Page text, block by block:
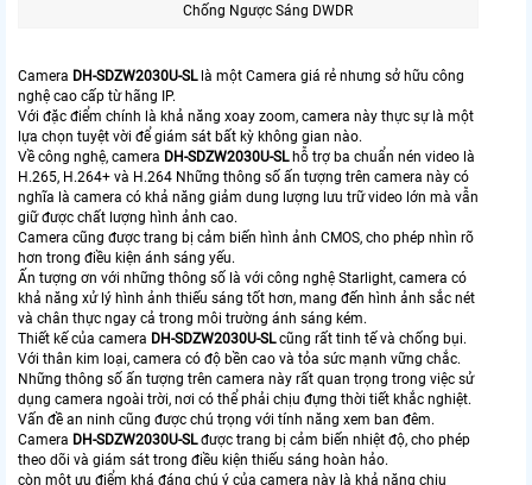
Chống Ngược Sáng DWDR
Camera DH-SDZW2030U-SLlà một Camera giá rẻ nhưng sở hữu công
nghệ cao cấp từ hãng IP.
Với đặc điểm chính là khả năng xoay zoom, camera này thực sự là một
lựa chọn tuyệt vời để giám sát bất kỳ không gian nào.
Về công nghệ, camera DH-SDZW2030U-SLhỗ trợ ba chuẩn nén video là
H.265, H.264+ và H.264 Những thông số ấn tượng trên camera này có
nghĩa là camera có khả năng giảm dung lượng lưu trữ video lớn mà vẫn
giữ được chất lượng hình ảnh cao.
Camera cũng được trang bị cảm biến hình ảnh CMOS, cho phép nhìn rõ
hơn trong điều kiện ánh sáng yếu.
Ấn tượng ơn với những thông số là với công nghệ Starlight, camera có
khả năng xử lý hình ảnh thiếu sáng tốt hơn, mang đến hình ảnh sắc nét
và chân thực ngay cả trong môi trường ánh sáng kém.
Thiết kế của camera DH-SDZW2030U-SLcũng rất tinh tế và chống bụi.
Với thân kim loại, camera có độ bền cao và tỏa sức mạnh vững chắc.
Những thông số ấn tượng trên camera này rất quan trọng trong việc sử
dụng camera ngoài trời, nơi có thể phải chịu đựng thời tiết khắc nghiệt.
Vấn đề an ninh cũng được chú trọng với tính năng xem ban đêm.
Camera DH-SDZW2030U-SLđược trang bị cảm biến nhiệt độ, cho phép
theo dõi và giám sát trong điều kiện thiếu sáng hoàn hảo.
còn một ưu điểm khá đáng chú ý của camera này là khả năng chịu